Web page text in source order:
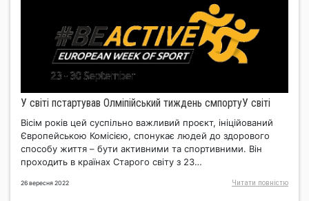
У світі пстартував Олміпійський тиждень смпортуУ світі
Вісім років цей суспільно важливий проєкт, ініційований
Європейською Комісією, спонукає людей до здорового
способу життя – бути активними та спортивними. Він
проходить в країнах Старого світу з 23…
26 вересня 2022 Читати повнiстю